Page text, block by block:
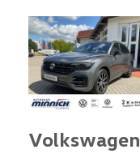
Volkswagen